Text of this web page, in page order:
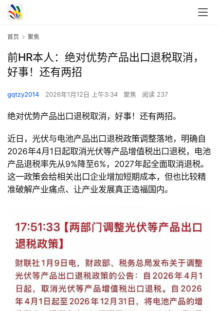
首页 聚焦
前HR本人：绝对优势产品出口退税取消，
好事！还有两招
gqtzy2014 2026年1月12日 上午3:34 聚焦 阅读 237
绝对优势产品出口退税取消，好事！还有两招。
近日，光伏与电池产品出口退税政策调整落地，明确自
2026年4月 1日起取消光伏等产品增值税出口退税，电池
产品退税率先从9%降至6%， 2027年起全面取消退税。
这一政策会给相关出口企业增加短期成本，但也比较精
准破解产业痛点、让产业发展真正造福国内。